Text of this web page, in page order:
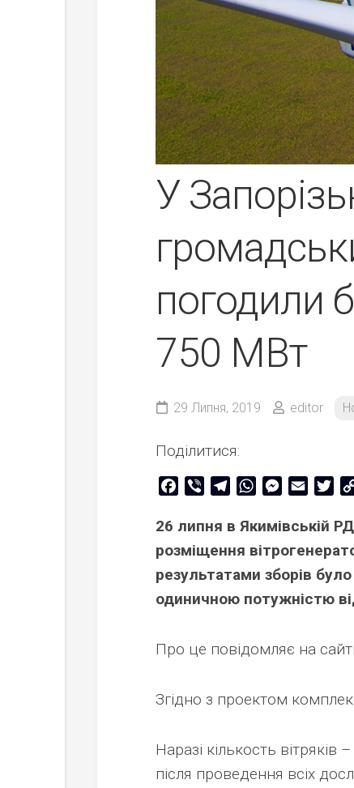
У
погодили
750 МВт
29 Липня, 2019 editor
Поділитися:
Facebook
Viber TelegramWhatsAppMessenger
Email
26 липня в Якимівській
розміщення
результатами зборів
одиничною потужністю
Про це повідомляє на
Згідно з проектом
Наразі кількость вітряків
після проведення всіх